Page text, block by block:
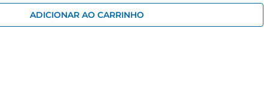
ADICIONAR AO CARRINHO